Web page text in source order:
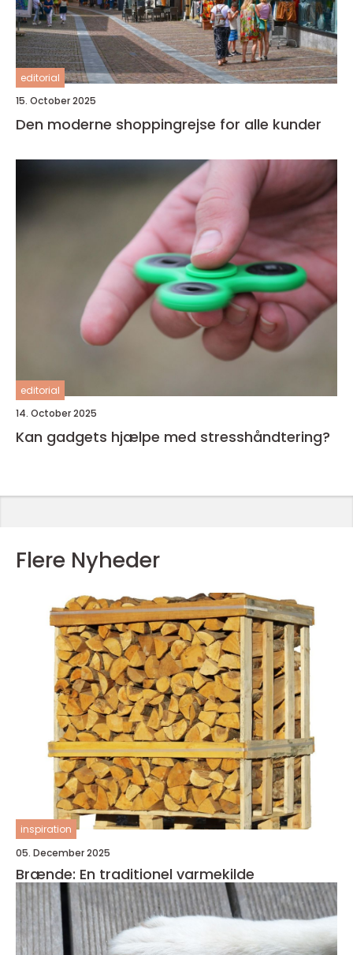
editorial
15. October 2025
Den moderne shoppingrejse for alle kunder
editorial
14. October 2025
Kan gadgets hjælpe med stresshåndtering?
Flere Nyheder
inspiration
05. December 2025
Brænde: En traditionel varmekilde